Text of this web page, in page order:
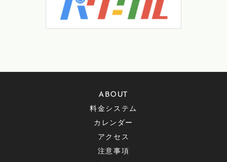
ABOUT
料金システム
カレンダー
アクセス
注意事項